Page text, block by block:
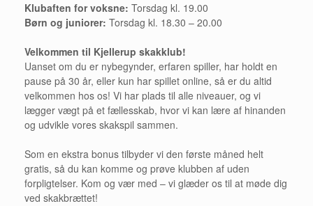
Klubaften for voksne: Torsdag kl. 19.00
Børn og juniorer: Torsdag kl. 18.30 – 20.00
Velkommen til Kjellerup skakklub!
Uanset om du er nybegynder, erfaren spiller, har holdt en
pause på 30 år, eller kun har spillet online, så er du altid
velkommen hos os! Vi har plads til alle niveauer, og vi
lægger vægt på et fællesskab, hvor vi kan lære af hinanden
og udvikle vores skakspil sammen.
Som en ekstra bonus tilbyder vi den første måned helt
gratis, så du kan komme og prøve klubben af uden
forpligtelser. Kom og vær med – vi glæder os til at møde dig
ved skakbrættet!